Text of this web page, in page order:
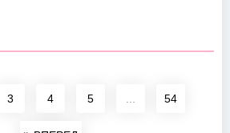
3 4 5 54